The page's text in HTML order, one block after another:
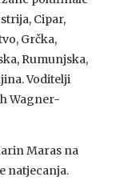
Cipar,
Grčka,
Rumunjska,
Voditelji
Wagner-
Maras na
natjecanja.